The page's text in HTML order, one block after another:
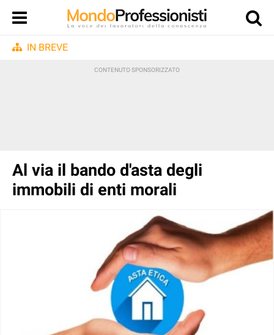
IN BREVE
Al via il bando d'asta degli
immobili di enti morali